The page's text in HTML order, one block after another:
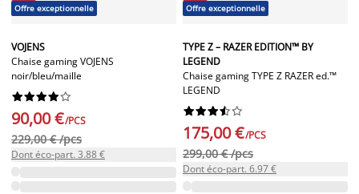
Offre exceptionnelle
VOJENS
Chaise gaming VOJENS
noir/bleu/maille






90,00 €/PCS
229,00 € /pcs
Dont éco-part. 3.88 €
Offre exceptionnelle
TYPE Z – RAZER EDITION™ BY
LEGEND
Chaise gaming TYPE Z RAZER ed.™
LEGEND






175,00 €/PCS
299,00 € /pcs
Dont éco-part. 6.97 €